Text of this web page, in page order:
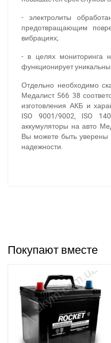
- электролиты
предотвращающим
вибрациях;
- в целях мониторинга
функционирует
Отдельно необходимо
Медалист 566 38
изготовления АКБ и
ISO 9001/9002, ISO
аккумуляторы на авто
Вы можете быть уверены
надежности.
Покупают вместе
За відсутності звязку -
(093) 600-51-11